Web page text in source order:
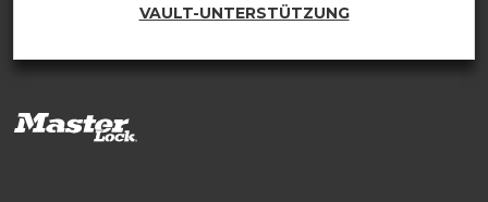
VAULT-UNTERSTÜTZUNG